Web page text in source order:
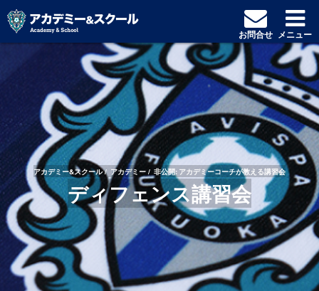
アカデミー&スクール アカデミー 非公開: アカデミーコーチが教える講習会
ディフェンス講習会
お問合せ メニュー